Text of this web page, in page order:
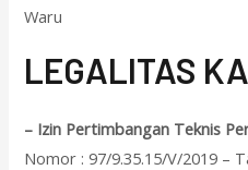
Waru
LEGALITAS
– Izin Pertimbangan Teknis
Nomor : 97/9.35.15/V/2019 –